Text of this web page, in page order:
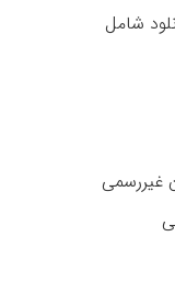
شامل
غیررسمی